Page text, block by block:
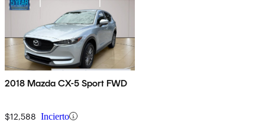
2018 Mazda CX-5 Sport FWD
$12,588 Incierto